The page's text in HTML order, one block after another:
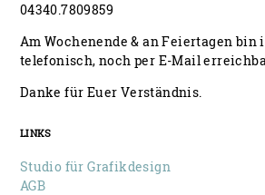
04340.7809859
Am Wochenende & an Feiertagen bin
telefonisch, noch per E-Mail
Danke für Euer Verständnis.
LINKS
Studio für Grafikdesign
AGB